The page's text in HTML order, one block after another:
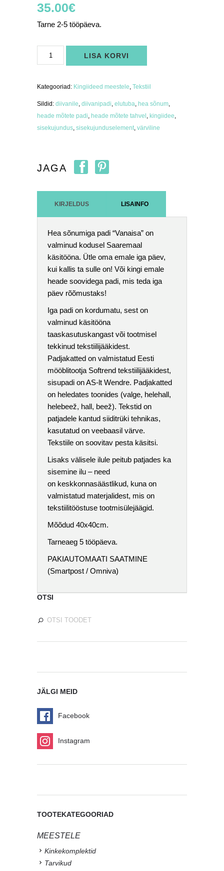
35.00€
Tarne 2-5 tööpäeva.
sõnumiga
padi
LISA KORVI
Kategooriad: Kingiideed meestele, Tekstiil
Sildid: diivanile, diivanipadi, elutuba, hea sõnum,
heade mõtete padi, heade mõtete tahvel , kingiidee,
sisekujundus, sisekujunduselement, värviline
JAGA
KIRJELDUS LISAINFO
Hea sõnumiga padi “Vanaisa” on
valminud kodusel Saaremaal
käsitööna. Ütle oma emale iga päev,
kui kallis ta sulle on! Või kingi emale
heade soovidega padi, mis teda iga
päev rõõmustaks!
Iga padi on kordumatu, sest on
valminud käsitööna
taaskasutuskangast või tootmisel
tekkinud tekstiilijääkidest.
Padjakatted on valmistatud Eesti
mööblitootja Softrend tekstiilijääkidest,
sisupadi on AS-lt Wendre. Padjakatted
on heledates toonides (valge, helehall,
helebeež, hall, beež). Tekstid on
patjadele kantud siiditrüki tehnikas,
kasutatud on veebaasil värve.
Tekstiile on soovitav pesta käsitsi.
Lisaks välisele ilule peitub patjades ka
sisemine ilu – need
on keskkonnasäästlikud, kuna on
valmistatud materjalidest, mis on
tekstiilitööstuse tootmisülejäägid.
Mõõdud 40x40cm.
Tarneaeg 5 tööpäeva.
PAKIAUTOMAATI SAATMINE
(Smartpost / Omniva)
OTSI
JÄLGI MEID
Facebook
Instagram
TOOTEKATEGOORIAD
MEESTELE
Kinkekomplektid
Tarvikud